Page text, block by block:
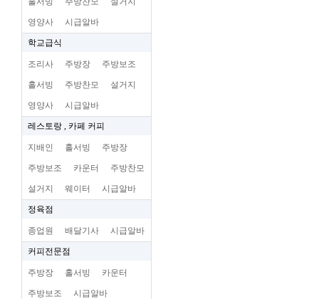
영양사 시급알바
학교급식
조리사 주방장 주방보조
홀서빙 주방찬모 설거지
영양사 시급알바
레스토랑 , 카페 커피
지배인 홀서빙 주방장
주방보조 카운터 주방찬모
설거지 웨이터 시급알바
정육점
종업원 배달기사 시급알바
커피전문점
주방장 홀서빙 카운터
주방보조 시급알바